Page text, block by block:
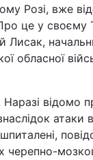
Розі, вже
це у своєму
Лисак,
обласної
Наразі відомо
атаки